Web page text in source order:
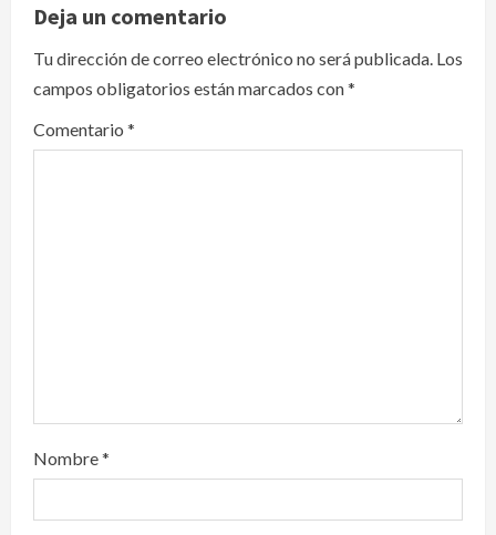
i
g
a
Deja un comentario
Tu dirección de correo electrónico no será publicada. Los
campos obligatorios están marcados con*
Comentario *
Nombre*